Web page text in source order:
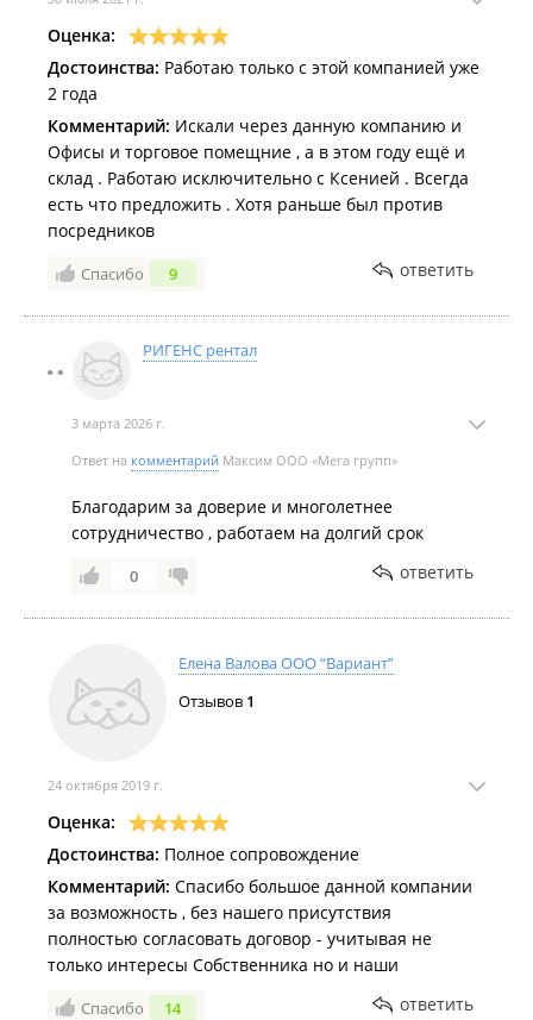
Оценка:
Достоинства: Работаю только с этой компанией уже
2 года
Комментарий: Искали через данную компанию и
Офисы и торговое помещние , а в этом году ещё и
склад . Работаю исключительно с Ксенией . Всегда
есть что предложить . Хотя раньше был против
посредников
Спасибо 9 ответить
РИГЕНС рентал
3 марта 2026 г.
Ответ на комментарий Максим ООО «Мега групп»
Благодарим за доверие и многолетнее
сотрудничество , работаем на долгий срок
0 ответить
Елена Валова ООО “Вариант”
Отзывов 1
24 октября 2019 г.
Оценка:
Достоинства: Полное сопровождение
Комментарий: Спасибо большое данной компании
за возможность , без нашего присутствия
полностью согласовать договор - учитывая не
только интересы Собственника но и наши
Спасибо 14 ответить